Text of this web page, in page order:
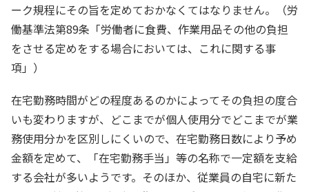
ーク規程にその旨を定めておかなくてはなりません。（労
働基準法第89条「労働者に食費、作業用品その他の負担
をさせる定めをする場合においては、これに関する事
項」）
在宅勤務時間がどの程度あるのかによってその負担の度合
いも変わりますが、どこまでが個人使用分でどこまでが業
務使用分かを区別しにくいので、在宅勤務日数により予め
金額を定めて、「在宅勤務手当」等の名称で一定額を支給
する会社が多いようです。そのほか、従業員の自宅に新た